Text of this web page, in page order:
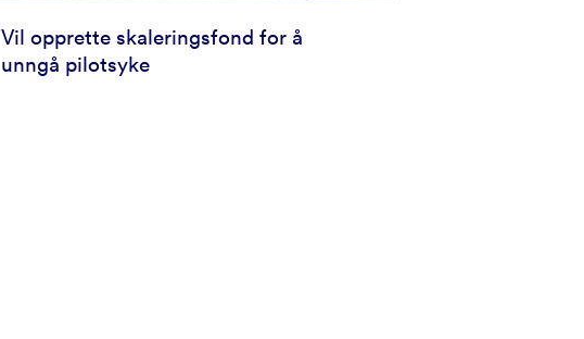
Vil opprette skaleringsfond for å
unngå pilotsyke